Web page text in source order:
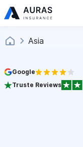
Asia
Google
Truste Reviews